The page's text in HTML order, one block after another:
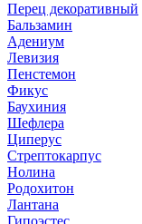
Перец декоративный
Бальзамин
Адениум
Левизия
Пенстемон
Фикус
Баухиния
Шефлера
Циперус
Стрептокарпус
Нолина
Родохитон
Лантана
Гипоэстес